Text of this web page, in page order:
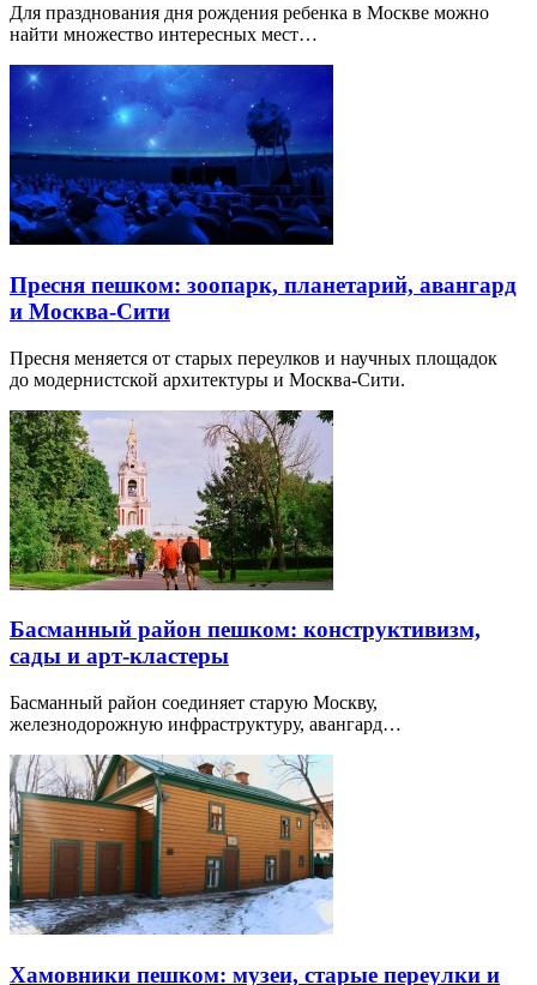
Для празднования дня рождения ребенка в Москве можно
найти множество интересных мест…
Пресня пешком: зоопарк, планетарий, авангард
и Москва-Сити
Пресня меняется от старых переулков и научных площадок
до модернистской архитектуры и Москва-Сити.
Басманный район пешком: конструктивизм,
сады и арт-кластеры
Басманный район соединяет старую Москву,
железнодорожную инфраструктуру, авангард…
Хамовники пешком: музеи, старые переулки и